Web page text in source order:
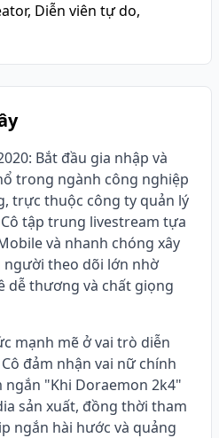
Diễn viên tự do,
Bắt đầu gia nhập và
trong ngành công nghiệp
trực thuộc công ty quản lý
tập trung livestream tựa
và nhanh chóng xây
theo dõi lớn nhờ
dễ thương và chất giọng
mạnh mẽ ở vai trò diễn
đảm nhận vai nữ chính
"Khi Doraemon 2k4"
sản xuất, đồng thời tham
ngắn hài hước và quảng